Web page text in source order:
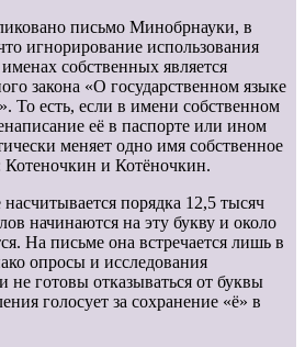
письмо Минобрнауки, в
игнорирование использования
собственных является
закона «О государственном языке
То есть, если в имени собственном
её в паспорте или ином
меняет одно имя собственное
Котеночкин и Котёночкин.
порядка 12,5 тысяч
начинаются на эту букву и около
На письме она встречается лишь в
опросы и исследования
не готовы отказываться от буквы
голосует за сохранение «ё» в